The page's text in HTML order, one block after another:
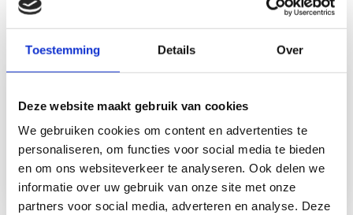
Toestemming Details Over
Deze website maakt gebruik van cookies
We gebruiken cookies om content en advertenties te
personaliseren, om functies voor social media te bieden
en om ons websiteverkeer te analyseren. Ook delen we
informatie over uw gebruik van onze site met onze
partners voor social media, adverteren en analyse. Deze
Wat schrijf je als persoonlijk berichtje
bij een kraamcadeau? 50+ lieve
berichtjes & tips
Je hebt het perfecte kraamcadeau gevonden, een
voor de kersverse ouders. Maar dan: het berichtje...
Lees meer